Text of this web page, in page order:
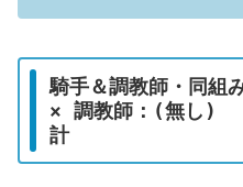
騎手＆調教師・同組
× 調教師：(無し)
計